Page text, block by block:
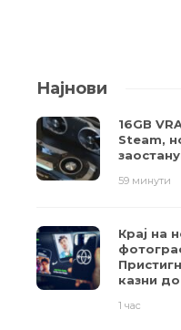
Најнови
16GB
Steam,
59 минути
Крај на
казни
1 час